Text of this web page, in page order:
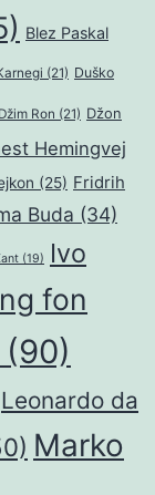
Blez Paskal
(21) Duško
Džim Ron (21) Džon
Hemingvej
(25) Fridrih
Buda (34)
(19)
Ivo
fon
(90)
Leonardo da
Marko